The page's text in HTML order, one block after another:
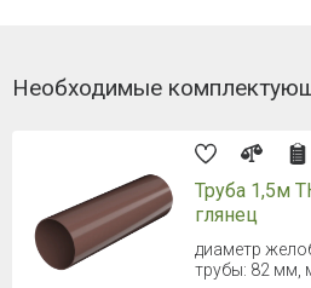
Необходимые
Труба 1,5м
глянец
диаметр
трубы: 82 мм,